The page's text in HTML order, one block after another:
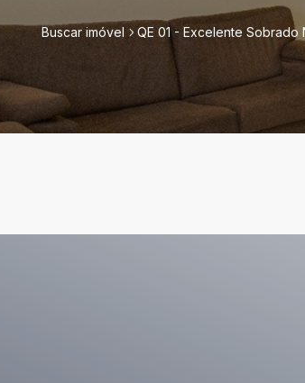
Buscar imóvel QE 01 - Excelente